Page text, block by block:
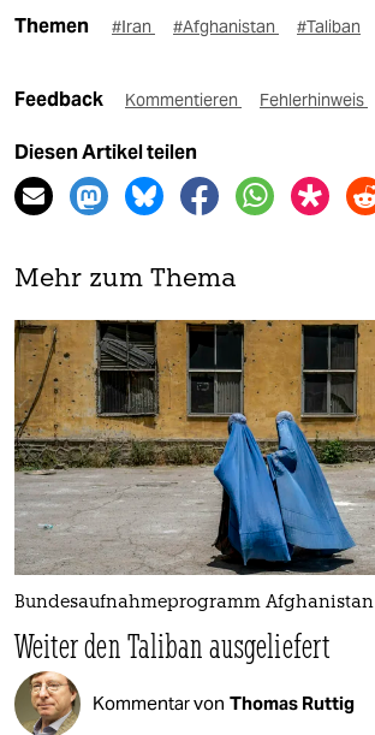
Themen #Iran #Afghanistan #Taliban
Feedback Kommentieren Fehlerhinweis
Diesen Artikel teilen
Mehr zum Thema
Bundesaufnahmeprogramm Afghanistan
Weiter den Taliban ausgeliefert
Kommentar von Thomas Ruttig